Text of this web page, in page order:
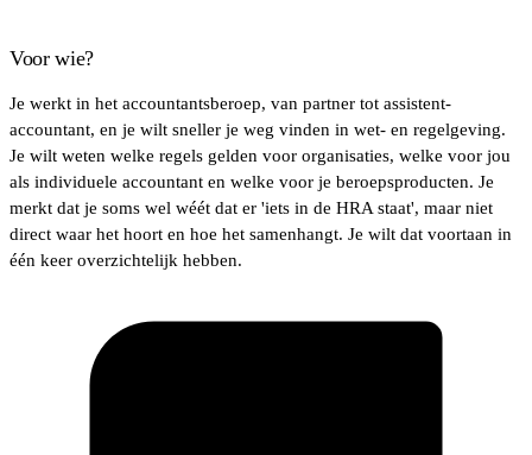
Voor wie?
Je werkt in het accountantsberoep, van partner tot assistent-
accountant, en je wilt sneller je weg vinden in wet- en regelgeving.
Je wilt weten welke regels gelden voor organisaties, welke voor jou
als individuele accountant en welke voor je beroepsproducten. Je
merkt dat je soms wel wéét dat er 'iets in de HRA staat', maar niet
direct waar het hoort en hoe het samenhangt. Je wilt dat voortaan in
één keer overzichtelijk hebben.